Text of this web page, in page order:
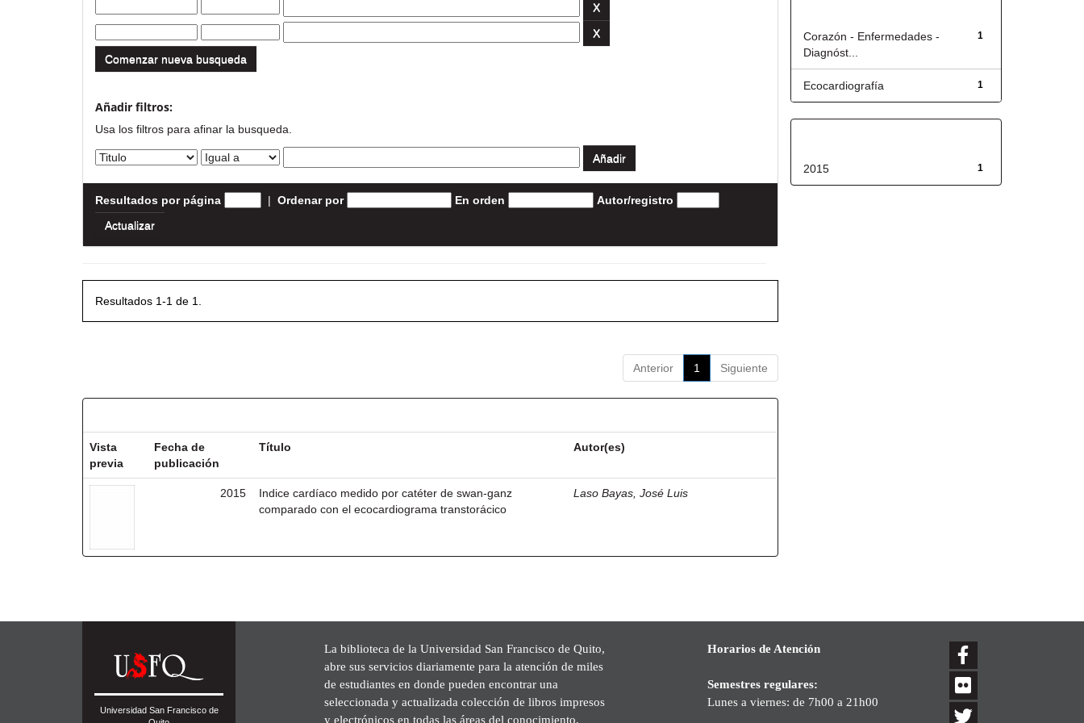
Comenzar nueva busqueda
Añadir filtros:
Usa los filtros para afinar la busqueda.
Resultados por página | Ordenar por En orden Autor/registro
Resultados 1-1 de 1.
Anterior 1 Siguiente
Vista
previa
Fecha de
publicación
Título Autor(es)
2015
Indice cardíaco medido por catéter de swan-ganz
comparado con el ecocardiograma transtorácico
Laso Bayas, José Luis
1
Corazón - Enfermedades -
Diagnóst...
1
Ecocardiografía
1
2015
Universidad San Francisco de
La biblioteca de la Universidad San Francisco de Quito,
abre sus servicios diariamente para la atención de miles
de estudiantes en donde pueden encontrar una
seleccionada y actualizada colección de libros impresos
y electrónicos en todas las áreas del conocimiento,
Horarios de Atención
Semestres regulares:
Lunes a viernes: de 7h00 a 21h00